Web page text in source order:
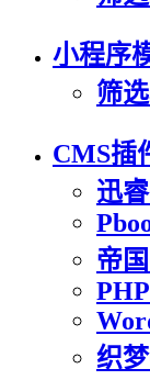
小程序
筛
CMS插
迅
帝
织